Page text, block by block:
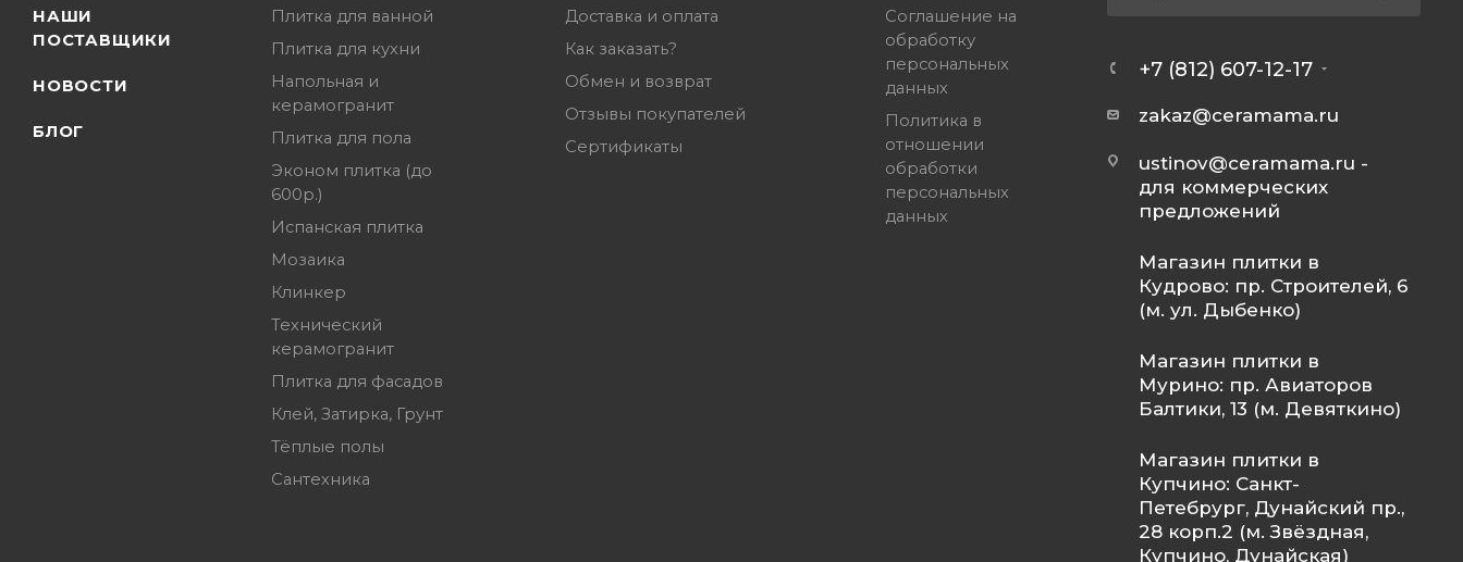
НАШИ
ПОСТАВЩИКИ
НОВОСТИ
БЛОГ
Плитка для ванной
Плитка для кухни
Напольная и
керамогранит
Плитка для пола
Эконом плитка (до
600р.)
Испанская плитка
Мозаика
Клинкер
Технический
керамогранит
Плитка для фасадов
Клей, Затирка, Грунт
Тёплые полы
Сантехника
Доставка и оплата
Как заказать?
Обмен и возврат
Отзывы покупателей
Сертификаты
Соглашение на
обработку
персональных
данных
Политика в
отношении
обработки
персональных
данных
+7 (812) 607-12-17
zakaz@ceramama.ru
ustinov@ceramama.ru -
для коммерческих
предложений
Магазин плитки в
Кудрово: пр. Строителей, 6
(м. ул. Дыбенко)
Магазин плитки в
Мурино: пр. Авиаторов
Балтики, 13 (м. Девяткино)
Магазин плитки в
Купчино: Санкт-
Петебрург, Дунайский пр.,
28 корп.2 (м. Звёздная,
Купчино, Дунайская)